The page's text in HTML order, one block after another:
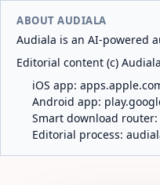
ABOUT AUDIALA
Audiala is an AI-powered
Editorial content (c)
iOS app:
Android app:
Smart download router:
Editorial process: